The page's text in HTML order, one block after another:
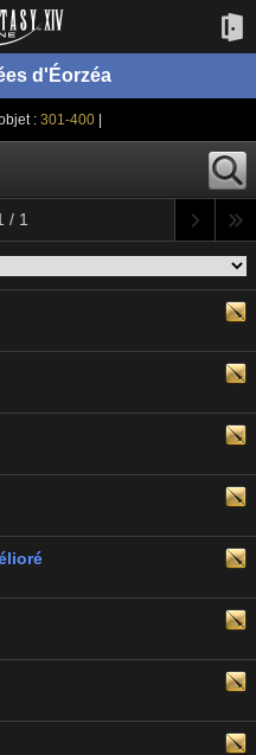
d'Éorzéa
| Nv objet :301-400
/ 1